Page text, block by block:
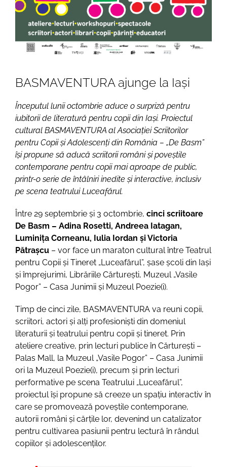
BASMAVENTURA ajunge la Iași
Începutul lunii octombrie aduce o surpriză pentru
iubitorii de literatură pentru copii din Iași. Proiectul
cultural BASMAVENTURA al Asociației Scriitorilor
pentru Copii și Adolescenți din România – „De Basm”
își propune să aducă scriitorii români și poveștile
contemporane pentru copii mai aproape de public,
printr-o serie de întâlniri inedite și interactive, inclusiv
pe scena teatrului Luceafărul.
Între 29 septembrie și 3 octombrie, cinci scriitoare
De Basm – Adina Rosetti, Andreea Iatagan,
Luminița Corneanu, Iulia Iordan și Victoria
Pătrașcu – vor face un maraton cultural între Teatrul
pentru Copii și Tineret „Luceafărul”, șase școli din Iași
și împrejurimi, Librăriile Cărturești, Muzeul „Vasile
Pogor” – Casa Junimii și Muzeul Poezie(i).
Timp de cinci zile, BASMAVENTURA va reuni copii,
scriitori, actori și alți profesioniști din domeniul
literaturii și teatrului pentru copii și tineret. Prin
ateliere creative, prin lecturi publice în Cărturești –
Palas Mall, la Muzeul „Vasile Pogor” – Casa Junimii
ori la Muzeul Poezie(i), precum și prin lecturi
performative pe scena Teatrului „Luceafărul”,
proiectul își propune să creeze un spațiu interactiv în
care se promovează poveștile contemporane,
autorii români și cărțile lor, devenind un catalizator
pentru cultivarea pasiunii pentru lectură în rândul
copiilor și adolescenților.